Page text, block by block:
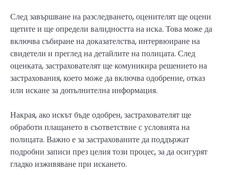
След завършване на разследването, оценителят ще оцени
щетите и ще определи валидността на иска. Това може да
включва събиране на доказателства, интервюиране на
свидетели и преглед на детайлите на полицата. След
оценката, застрахователят ще комуникира решението на
застрахования, което може да включва одобрение, отказ
или искане за допълнителна информация.
Накрая, ако искът бъде одобрен, застрахователят ще
обработи плащането в съответствие с условията на
полицата. Важно е за застрахованите да поддържат
подробни записи през целия този процес, за да осигурят
гладко изживяване при искането.